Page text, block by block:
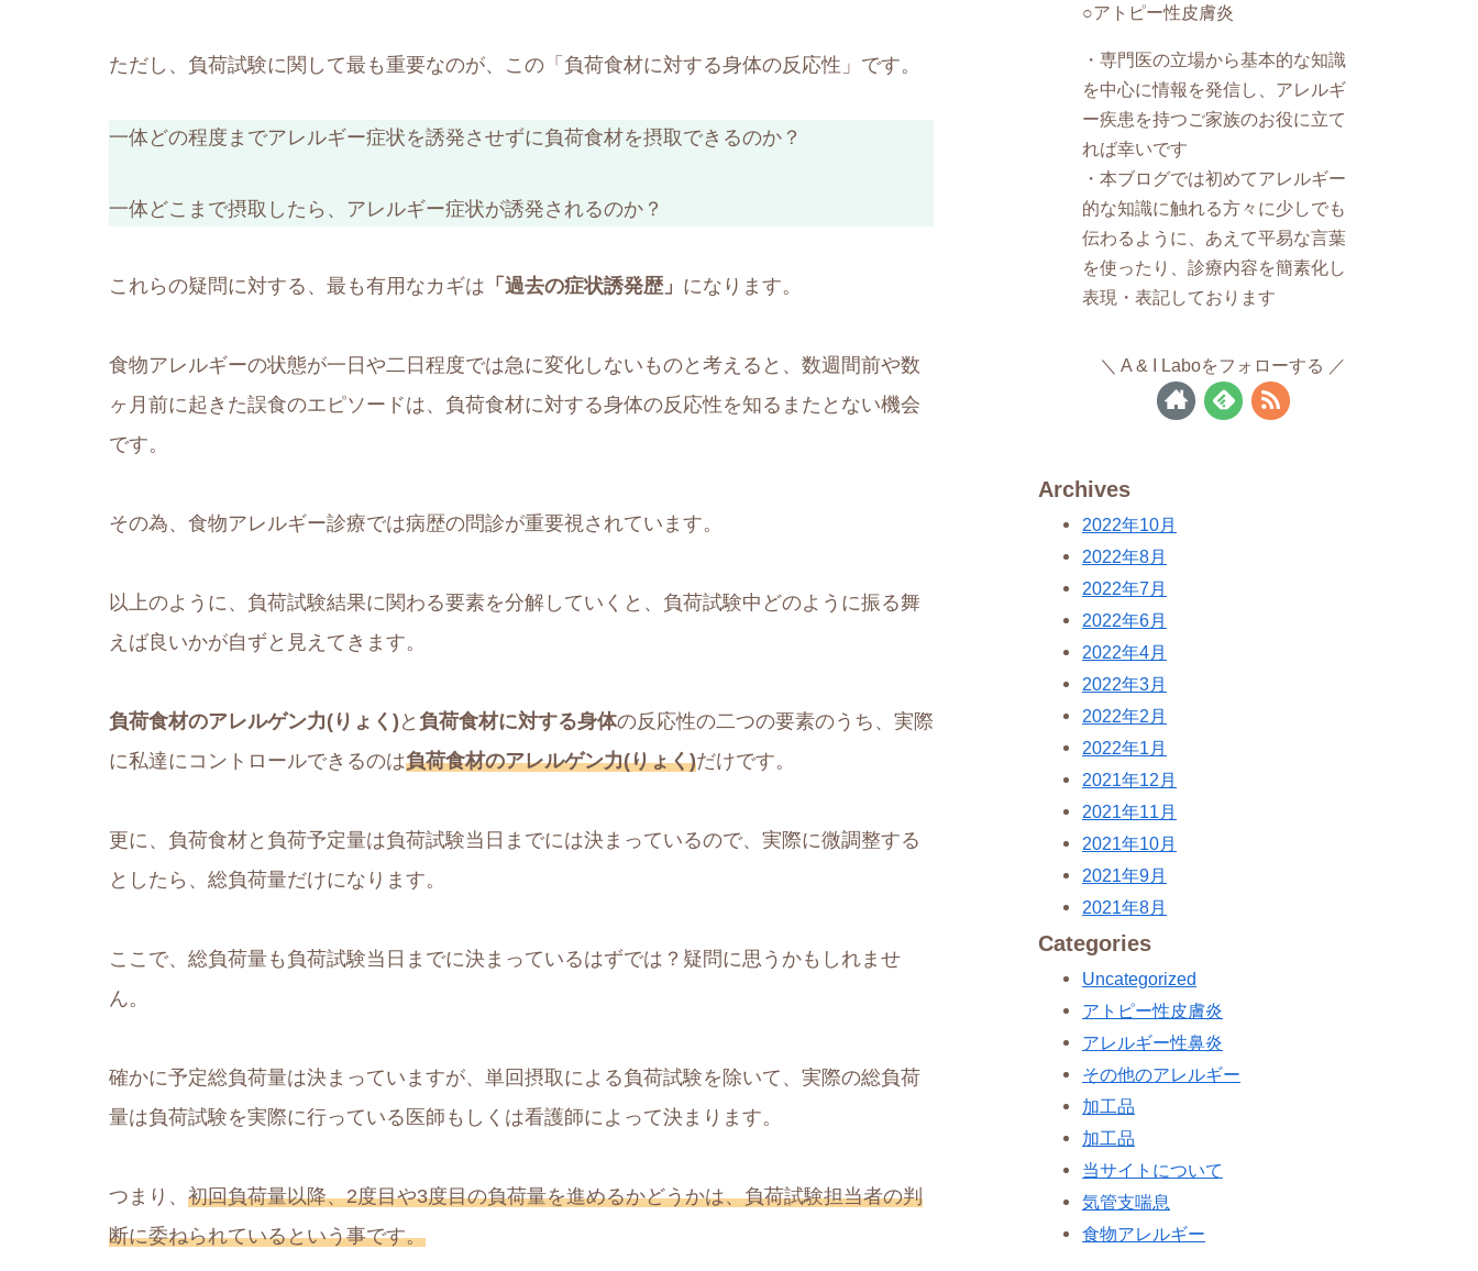
ただし、負荷試験に関して最も重要なのが、この「負荷食材に対する身体の反応性」です。
一体どの程度までアレルギー症状を誘発させずに負荷食材を摂取できるのか？
一体どこまで摂取したら、アレルギー症状が誘発されるのか？
これらの疑問に対する、最も有用なカギは 「過去の症状誘発歴」 になります。
食物アレルギーの状態が一日や二日程度では急に変化しないものと考えると、数週間前や数
ヶ月前に起きた誤食のエピソードは、負荷食材に対する身体の反応性を知るまたとない機会
です。
その為、食物アレルギー診療では病歴の問診が重要視されています。
以上のように、負荷試験結果に関わる要素を分解していくと、負荷試験中どのように振る舞
えば良いかが自ずと見えてきます。
負荷食材のアレルゲン力(りょく) と 負荷食材に対する身体の反応性の二つの要素のうち、実際
に私達にコントロールできるのは負荷食材のアレルゲン力(りょく)だけです。
更に、負荷食材と負荷予定量は負荷試験当日までには決まっているので、実際に微調整する
としたら、総負荷量だけになります。
ここで、総負荷量も負荷試験当日までに決まっているはずでは？疑問に思うかもしれませ
ん。
確かに予定総負荷量は決まっていますが、単回摂取による負荷試験を除いて、実際の総負荷
量は負荷試験を実際に行っている医師もしくは看護師によって決まります。
つまり、 初回負荷量以降、2度目や3度目の負荷量を進めるかどうかは、負荷試験担当者の判
断に委ねられているという事です。
○アトピー性皮膚炎
・専門医の立場から基本的な知識
を中心に情報を発信し、アレルギ
ー疾患を持つご家族のお役に立て
れば幸いです
・本ブログでは初めてアレルギー
的な知識に触れる方々に少しでも
伝わるように、あえて平易な言葉
を使ったり、診療内容を簡素化し
表現・表記しております
A & I Laboをフォローする
Archives
2022年10月
2022年8月
2022年7月
2022年6月
2022年4月
2022年3月
2022年2月
2022年1月
2021年12月
2021年11月
2021年10月
2021年9月
2021年8月
Categories
Uncategorized
アトピー性皮膚炎
アレルギー性鼻炎
その他のアレルギー
加工品
加工品
当サイトについて
気管支喘息
食物アレルギー